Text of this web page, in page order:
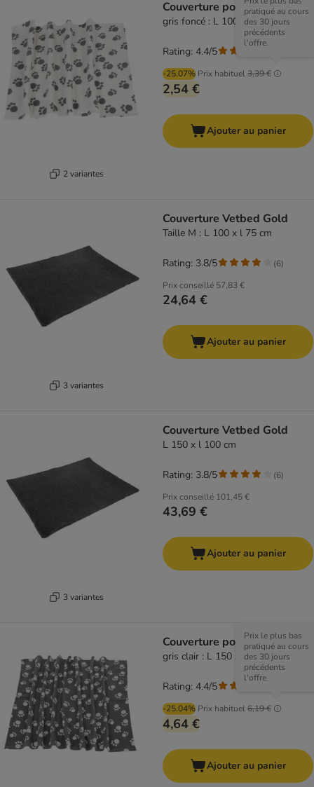
2 variantes
Couverture polaire Pawty
gris foncé : L 100 x l 70 cm
-25.07% Prix habituel3,39 €
pratiqué au cours
des 30 jours
précédents
l'offre.
2,54 €
Rating: 4.4/5
Ajouter au panier
3 variantes
Couverture Vetbed Gold
Taille M : L 100 x l 75 cm
Prix conseillé 57,83 €
24,64 €
Rating: 3.8/5 (6)
Ajouter au panier
3 variantes
Couverture Vetbed Gold
L 150 x l 100 cm
Prix conseillé 101,45 €
43,69 €
Rating: 3.8/5 (6)
Ajouter au panier
Couverture polaire Pawty
gris clair : L 150 x l 100 cm
-25.04% Prix habituel6,19 €
Prix le plus bas
pratiqué au cours
des 30 jours
précédents
l'offre.
4,64 €
Rating: 4.4/5
Ajouter au panier